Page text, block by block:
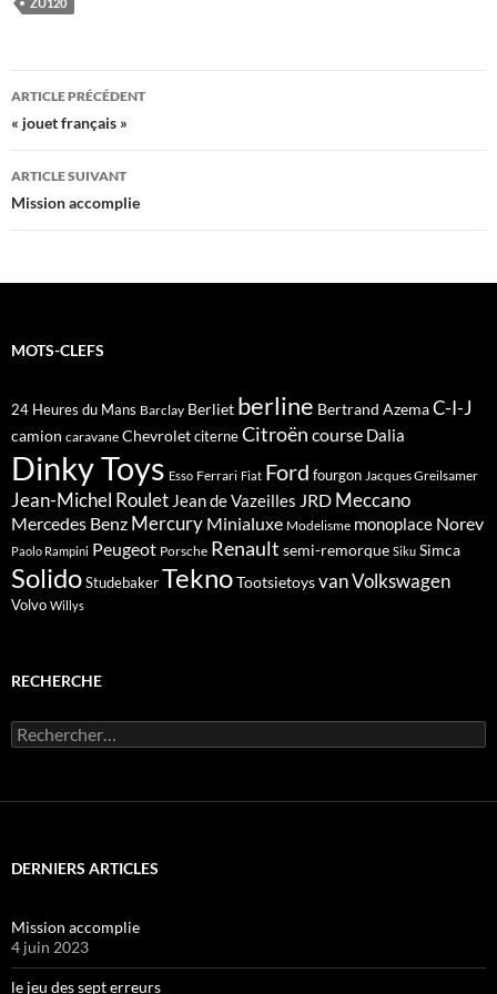
Navigation
des
articles
ARTICLE PRÉCÉDENT
« jouet français »
ARTICLE SUIVANT
Mission accomplie
MOTS-CLEFS
24 Heures du Mans Barclay Berliet berline Bertrand AzemaC-I-J
camion caravane ChevroletciterneCitroën course Dalia
Dinky Toys Esso Ferrari Fiat Ford fourgon Jacques Greilsamer
Jean-Michel Roulet Jean de Vazeilles JRD Meccano
Mercedes Benz Mercury Minialuxe Modelisme monoplace Norev
Paolo Rampini Peugeot Porsche Renault semi-remorque Siku Simca
SolidoStudebakerTeknoTootsietoysvanVolkswagen
Volvo Willys
RECHERCHE
Rechercher :
DERNIERS ARTICLES
Mission accomplie
4 juin 2023
le jeu des sept erreurs